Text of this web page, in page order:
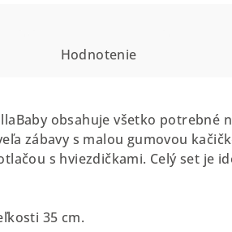
Hodnotenie
obsahuje všetko
zábavy s malou gumovou
s hviezdičkami. Celý set je
35 cm.